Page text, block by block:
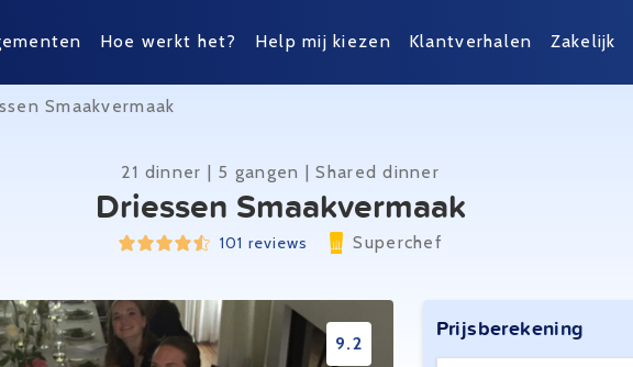
Hoe werkt het? Help mij kiezen Klantverhalen Zakelijk
Smaakvermaak
21 dinner | 5 gangen | Shared dinner
Driessen Smaakvermaak
101 reviews Superchef
9.2
Prijsberekening